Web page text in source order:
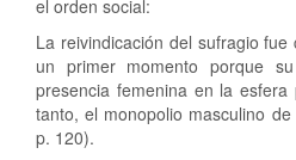
el orden social:
La reivindicación del sufragio
un primer momento porque
presencia femenina en la
tanto, el monopolio masculino
p. 120).